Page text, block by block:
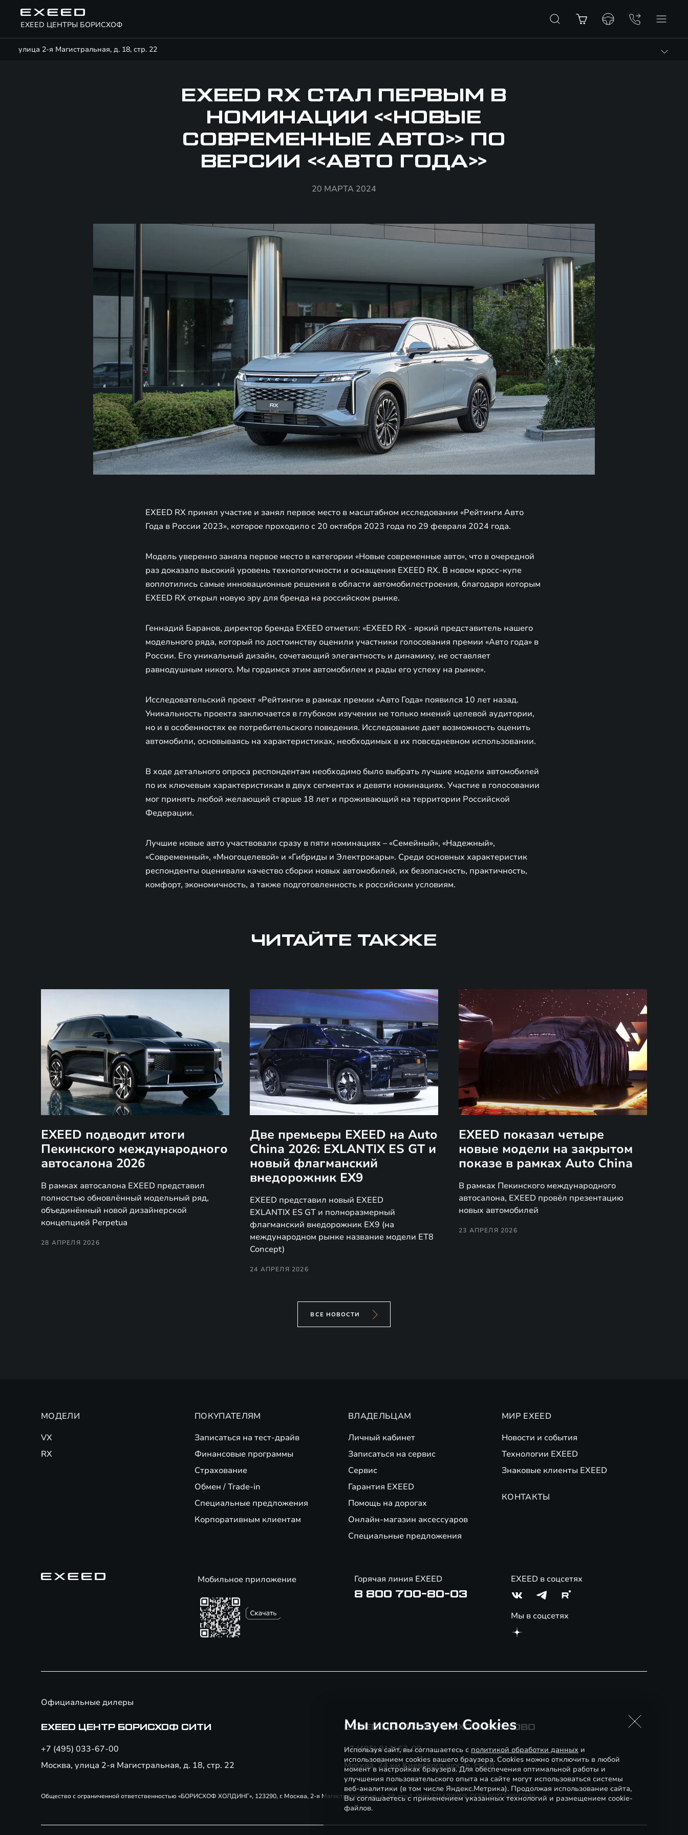
EXEED ЦЕНТРЫ БОРИСХОФ
улица 2-я Магистральная, д. 18, стр. 22
EXEED RX СТАЛ ПЕРВЫМ В
НОМИНАЦИИ «НОВЫЕ
СОВРЕМЕННЫЕ АВТО» ПО
ВЕРСИИ «АВТО ГОДА»
20 МАРТА 2024
EXEED RX принял участие и занял первое место в масштабном исследовании «Рейтинги Авто
Года в России 2023», которое проходило с 20 октября 2023 года по 29 февраля 2024 года.
Модель уверенно заняла первое место в категории «Новые современные авто», что в очередной
раз доказало высокий уровень технологичности и оснащения EXEED RX. В новом кросс-купе
воплотились самые инновационные решения в области автомобилестроения, благодаря которым
EXEED RX открыл новую эру для бренда на российском рынке.
Геннадий Баранов, директор бренда EXEED отметил: «EXEED RX - яркий представитель нашего
модельного ряда, который по достоинству оценили участники голосования премии «Авто года» в
России. Его уникальный дизайн, сочетающий элегантность и динамику, не оставляет
равнодушным никого. Мы гордимся этим автомобилем и рады его успеху на рынке».
Исследовательский проект «Рейтинги» в рамках премии «Авто Года» появился 10 лет назад.
Уникальность проекта заключается в глубоком изучении не только мнений целевой аудитории,
но и в особенностях ее потребительского поведения. Исследование дает возможность оценить
автомобили, основываясь на характеристиках, необходимых в их повседневном использовании.
В ходе детального опроса респондентам необходимо было выбрать лучшие модели автомобилей
по их ключевым характеристикам в двух сегментах и девяти номинациях. Участие в голосовании
мог принять любой желающий старше 18 лет и проживающий на территории Российской
Федерации.
Лучшие новые авто участвовали сразу в пяти номинациях – «Семейный», «Надежный»,
«Современный», «Многоцелевой» и «Гибриды и Электрокары». Среди основных характеристик
респонденты оценивали качество сборки новых автомобилей, их безопасность, практичность,
комфорт, экономичность, а также подготовленность к российским условиям.
ЧИТАЙТЕ ТАКЖЕ
EXEED подводит итоги
Пекинского международного
автосалона 2026
В рамках автосалона EXEED представил
полностью обновлённый модельный ряд,
объединённый новой дизайнерской
концепцией Perpetua
28 АПРЕЛЯ 2026
Две премьеры EXEED на Auto
China 2026: EXLANTIX ES GT и
новый флагманский
внедорожник EX9
EXEED представил новый EXEED
EXLANTIX ES GT и полноразмерный
флагманский внедорожник EX9 (на
международном рынке название модели ET8
Concept)
24 АПРЕЛЯ 2026
EXEED показал четыре
новые модели на закрытом
показе в рамках Auto China
В рамках Пекинского международного
автосалона, EXEED провёл презентацию
новых автомобилей
23 АПРЕЛЯ 2026
ВСЕ НОВОСТИ
МОДЕЛИ
VX
RX
ПОКУПАТЕЛЯМ
Записаться на тест-драйв
Финансовые программы
Страхование
Обмен / Trade-in
Специальные предложения
Корпоративным клиентам
ВЛАДЕЛЬЦАМ
Личный кабинет
Записаться на сервис
Сервис
Гарантия EXEED
Помощь на дорогах
Онлайн-магазин аксессуаров
Специальные предложения
МИР EXEED
Новости и события
Технологии EXEED
Знаковые клиенты EXEED
КОНТАКТЫ
Мобильное приложение Горячая линия EXEED
8 800 700-80-03
EXEED в соцсетях
Мы в соцсетях
Официальные дилеры
EXEED ЦЕНТР БОРИСХОФ СИТИ
+7 (495) 033-67-00
Москва, улица 2-я Магистральная, д. 18, стр. 22
EXEED ЦЕНТР БОРИСХОФ ВНУКОВО
+7 (495) 011-67-00
Москва, 24 км Киевского шоссе, стр.8
Общество с ограниченной ответственностью «БОРИСХОФ ХОЛДИНГ», 123290, г. Москва, 2-я Магистральная ул., д. 18, стр.1, ИНН 7714700709, ОГРН 5077746977930
Мы используем Cookies
Используя сайт, вы соглашаетесь с политикой обработки данных и
использованием cookies вашего браузера. Cookies можно отключить в любой
момент в настройках браузера. Для обеспечения оптимальной работы и
улучшения пользовательского опыта на сайте могут использоваться системы
веб-аналитики (в том числе Яндекс.Метрика). Продолжая использование сайта,
Вы соглашаетесь с применением указанных технологий и размещением cookie-
файлов.